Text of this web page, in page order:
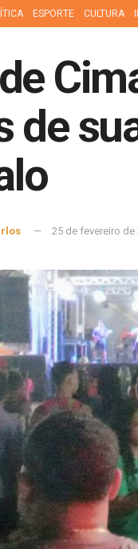
ESPORTE CULTURA
de
25 de fevereiro de